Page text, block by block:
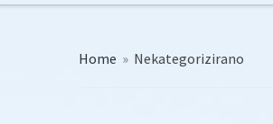
Home » Nekategorizirano